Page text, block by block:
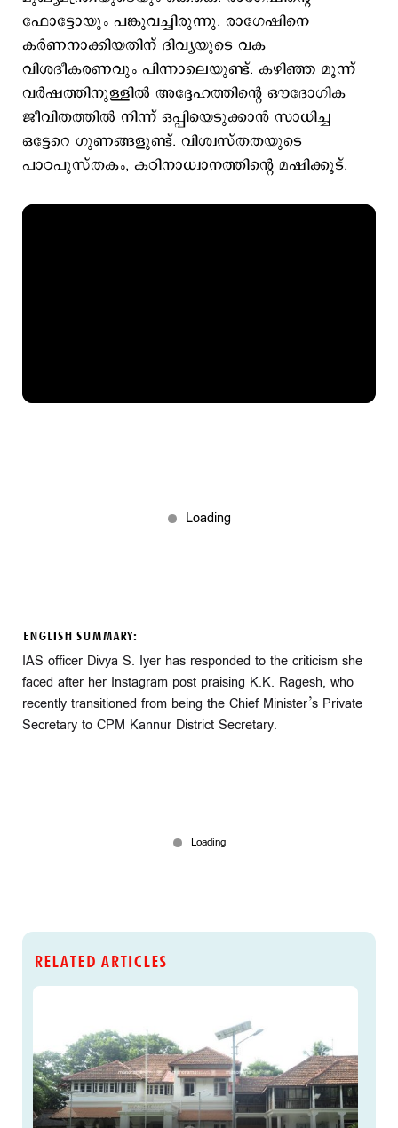
ഫോട്ടോയും പങ്കുവച്ചിരുന്നു. രാഗേഷിനെ
കർണനാക്കിയതിന് ദിവ്യയുടെ വക
വിശദീകരണവും പിന്നാലെയുണ്ട്. കഴിഞ്ഞ മൂന്ന്
വർഷത്തിനുള്ളിൽ അദ്ദേഹത്തിന്‍റെ ഔദോഗിക
ജീവിതത്തിൽ നിന്ന് ഒപ്പിയെടുക്കാൻ സാധിച്ച
ഒട്ടേറെ ഗുണങ്ങളുണ്ട്. വിശ്വസ്തതയുടെ
പാഠപുസ്തകം, കഠിനാധ്വാനത്തിന്‍റെ മഷിക്കൂട്.
ENGLISH SUMMARY:
IAS officer Divya S. Iyer has responded to the criticism she
faced after her Instagram post praising K.K. Ragesh, who
recently transitioned from being the Chief Minister’s Private
Secretary to CPM Kannur District Secretary.
RELATED ARTICLES